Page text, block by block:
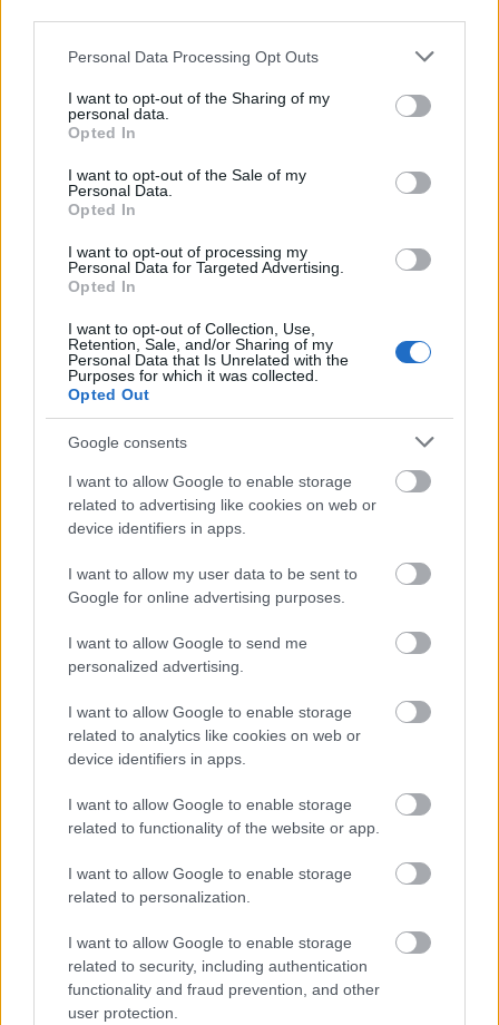
Please note that this website/app uses one or more Google
not limited to your visit or usage behaviour. You may click to
grant or deny consent to Google and its third-party tags to
use your data for below specified purposes in below Google
consent section.
Personal Data Processing Opt Outs
I want to opt-out of the Sharing of my
personal data.
Opted In
I want to opt-out of the Sale of my
Personal Data.
Opted In
I want to opt-out of processing my
Personal Data for Targeted Advertising.
Opted In
I want to opt-out of Collection, Use,
Retention, Sale, and/or Sharing of my
Personal Data that Is Unrelated with the
Purposes for which it was collected.
Opted Out
Google consents
I want to allow Google to enable storage
related to advertising like cookies on web or
device identifiers in apps.
I want to allow my user data to be sent to
Google for online advertising purposes.
I want to allow Google to send me
personalized advertising.
I want to allow Google to enable storage
related to analytics like cookies on web or
device identifiers in apps.
I want to allow Google to enable storage
related to functionality of the website or app.
I want to allow Google to enable storage
related to personalization.
I want to allow Google to enable storage
related to security, including authentication
functionality and fraud prevention, and other
user protection.
Θηλασμός: Το «θαύμα» των πρώτων 1.000 ημερών – Τι
συμβαίνει στον εγκέφαλο του μωρού
Χρησιμοποιείς Google passkeys για τους κωδικούς σου;
Και όμως μπορούν να τους κλέψουν
Μετάλλιο για τον Γυμναστικό Σύλλογο Δύμης στο